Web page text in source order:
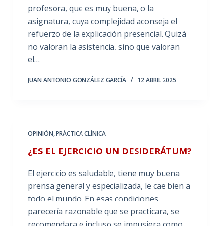
profesora, que es muy buena, o la
asignatura, cuya complejidad aconseja el
refuerzo de la explicación presencial. Quizá
no valoran la asistencia, sino que valoran
el…
JUAN ANTONIO GONZÁLEZ GARCÍA 12 ABRIL 2025
OPINIÓN,PRÁCTICA CLÍNICA
¿ES EL EJERCICIO UN DESIDERÁTUM?
El ejercicio es saludable, tiene muy buena
prensa general y especializada, le cae bien a
todo el mundo. En esas condiciones
parecería razonable que se practicara, se